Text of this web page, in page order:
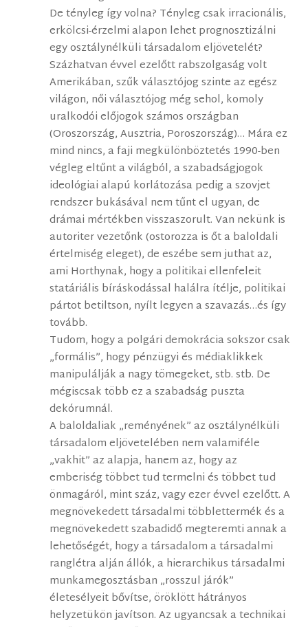
De tényleg így volna? Tényleg csak irracionális,
erkölcsi-érzelmi alapon lehet prognosztizálni
egy osztálynélküli társadalom eljövetelét?
Százhatvan évvel ezelőtt rabszolgaság volt
Amerikában, szűk választójog szinte az egész
világon, női választójog még sehol, komoly
uralkodói előjogok számos országban
(Oroszország, Ausztria, Poroszország)… Mára ez
mind nincs, a faji megkülönböztetés 1990-ben
végleg eltűnt a világból, a szabadságjogok
ideológiai alapú korlátozása pedig a szovjet
rendszer bukásával nem tűnt el ugyan, de
drámai mértékben visszaszorult. Van nekünk is
autoriter vezetőnk (ostorozza is őt a baloldali
értelmiség eleget), de eszébe sem juthat az,
ami Horthynak, hogy a politikai ellenfeleit
statáriális bíráskodással halálra ítélje, politikai
pártot betiltson, nyílt legyen a szavazás…és így
tovább.
Tudom, hogy a polgári demokrácia sokszor csak
„formális”, hogy pénzügyi és médiaklikkek
manipulálják a nagy tömegeket, stb. stb. De
mégiscsak több ez a szabadság puszta
dekórumnál.
A baloldaliak „reményének” az osztálynélküli
társadalom eljövetelében nem valamiféle
„vakhit” az alapja, hanem az, hogy az
emberiség többet tud termelni és többet tud
önmagáról, mint száz, vagy ezer évvel ezelőtt. A
megnövekedett társadalmi többlettermék és a
megnövekedett szabadidő megteremti annak a
lehetőségét, hogy a társadalom a társadalmi
ranglétra alján állók, a hierarchikus társadalmi
munkamegosztásban „rosszul járók”
életesélyeit bővítse, öröklött hátrányos
helyzetükön javítson. Az ugyancsak a technikai